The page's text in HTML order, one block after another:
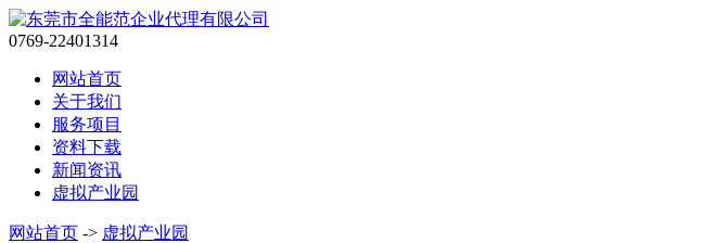
0769-22401314
网站首页
关于我们
服务项目
资料下载
新闻资讯
虚拟产业园
网站首页 -> 虚拟产业园